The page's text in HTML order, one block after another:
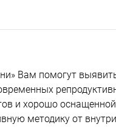
Вам помогут
и хорошо
методику от